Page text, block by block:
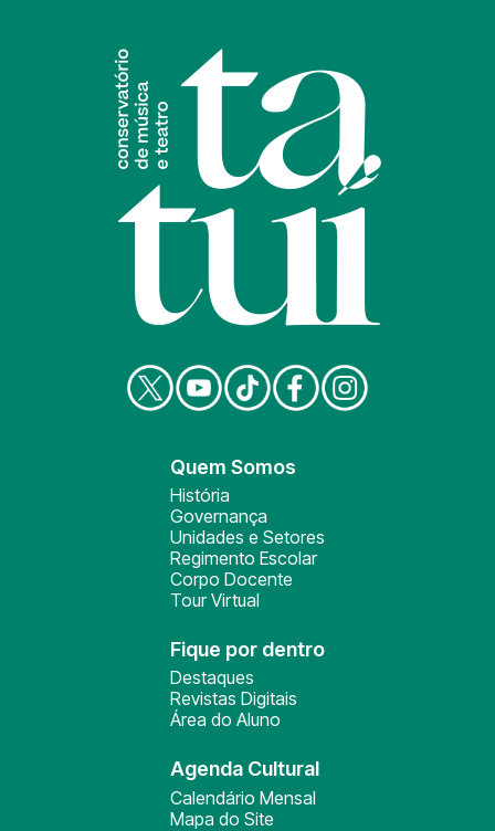
Quem Somos
História
Governança
Unidades e Setores
Regimento Escolar
Corpo Docente
Tour Virtual
Fique por dentro
Destaques
Revistas Digitais
Área do Aluno
Agenda Cultural
Calendário Mensal
Mapa do Site